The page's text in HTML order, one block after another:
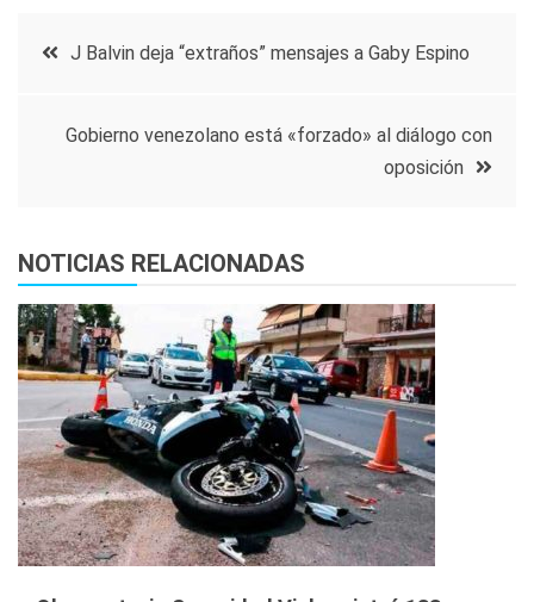
Navegación
J Balvin deja “extraños” mensajes a Gaby Espino
Gobierno venezolano está «forzado» al diálogo con
oposición
NOTICIAS RELACIONADAS